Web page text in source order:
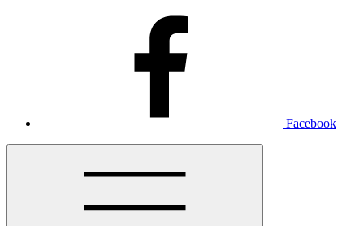
Facebook